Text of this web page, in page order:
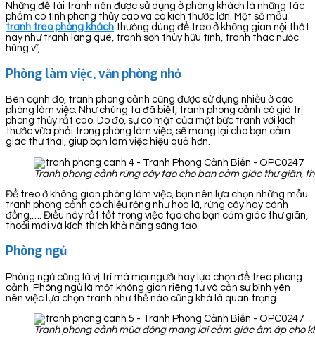
Những đề tài tranh nên được sử dụng ở phòng khách là những tác
phẩm có tính phong thủy cao và có kích thước lớn. Một số mẫu
tranh treo phòng khách thường dùng để treo ở không gian nội thất
này như tranh làng quê, tranh sơn thủy hữu tình, tranh thác nước
hùng vĩ,…
Phòng làm việc, văn phòng nhỏ
Bên cạnh đó, tranh phong cảnh cũng được sử dụng nhiều ở các
phòng làm việc. Như chúng ta đã biết, tranh phong cảnh có giá trị
phong thủy rất cao. Do đó, sự có mặt của một bức tranh với kích
thước vừa phải trong phòng làm việc, sẽ mang lại cho bạn cảm
giác thư thái, giúp bạn làm việc hiệu quả hơn.
Tranh phong cảnh rừng cây tạo cho bạn cảm giác thư giãn,
Để treo ở không gian phòng làm việc, bạn nên lựa chọn những mẫu
tranh phong cảnh có chiều rộng như hoa lá, rừng cây hay cánh
đồng,…. Điều này rất tốt trong việc tạo cho bạn cảm giác thư giãn,
thoải mái và kích thích khả năng sáng tạo.
Phòng ngủ
Phòng ngủ cũng là vị trí mà mọi người hay lựa chọn để treo phong
cảnh. Phòng ngủ là một không gian riêng tư và cần sự bình yên
nên việc lựa chọn tranh như thế nào cũng khá là quan trọng.
Tranh phong cảnh mùa đông mang lại cảm giác ấm áp cho